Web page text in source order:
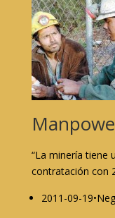
“La minería tiene
contratación con
2011-09-